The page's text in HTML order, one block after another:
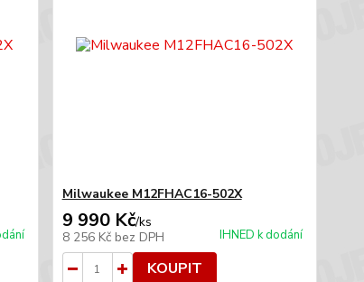
Milwaukee M12FHAC16-502X
9 990 Kč/ks
8 256 Kč bez DPH IHNED k dodání
KOUPIT